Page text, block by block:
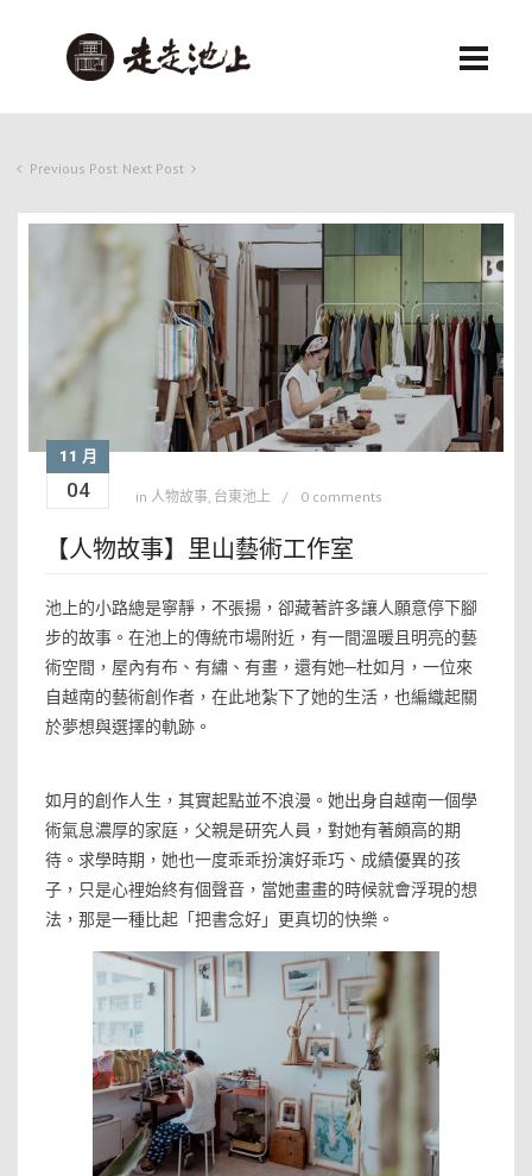
Previous Post Next Post
11 月
04 in 人物故事, 台東池上 0 comments
【人物故事】里山藝術工作室
池上的小路總是寧靜，不張揚，卻藏著許多讓人願意停下腳
步的故事。在池上的傳統市場附近，有一間溫暖且明亮的藝
術空間，屋內有布、有繡、有畫，還有她─杜如月，一位來
自越南的藝術創作者，在此地紮下了她的生活，也編織起關
於夢想與選擇的軌跡。
如月的創作人生，其實起點並不浪漫。她出身自越南一個學
術氣息濃厚的家庭，父親是研究人員，對她有著頗高的期
待。求學時期，她也一度乖乖扮演好乖巧、成績優異的孩
子，只是心裡始終有個聲音，當她畫畫的時候就會浮現的想
法，那是一種比起「把書念好」更真切的快樂。